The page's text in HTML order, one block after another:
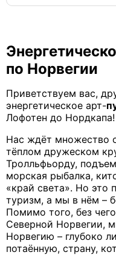
по Норвегии
Приветствуем вас,
энергетическое арт-
Лофотен до Нордкапа!
Нас ждёт множество
тёплом дружеском
Тролльфьорду,
морская рыбалка,
«край света». Но это
туризм, а мы в нём –
Помимо того, без
Северной Норвегии,
Норвегию – глубоко
потаённую, страну,